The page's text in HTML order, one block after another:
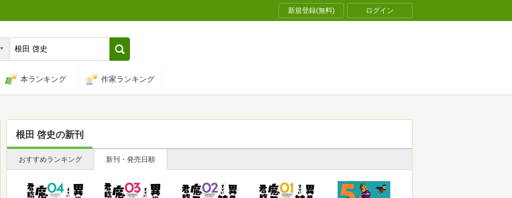
新規登録(無料) ログイン
本ランキング 作家ランキング
根田 啓史の新刊
おすすめランキング 新刊・発売日順